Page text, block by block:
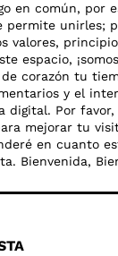
en común, por
permite unirles;
valores,
espacio,
de corazón tu
y el
digital. Por favor,
mejorar tu
en cuanto
Bienvenida,